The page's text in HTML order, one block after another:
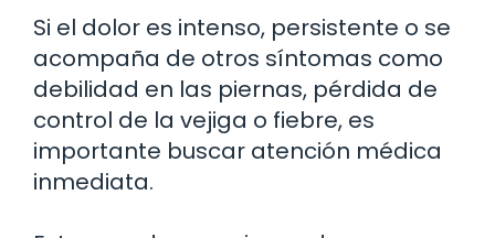
Si el dolor es intenso, persistente o se
acompaña de otros síntomas como
debilidad en las piernas, pérdida de
control de la vejiga o fiebre, es
importante buscar atención médica
inmediata.